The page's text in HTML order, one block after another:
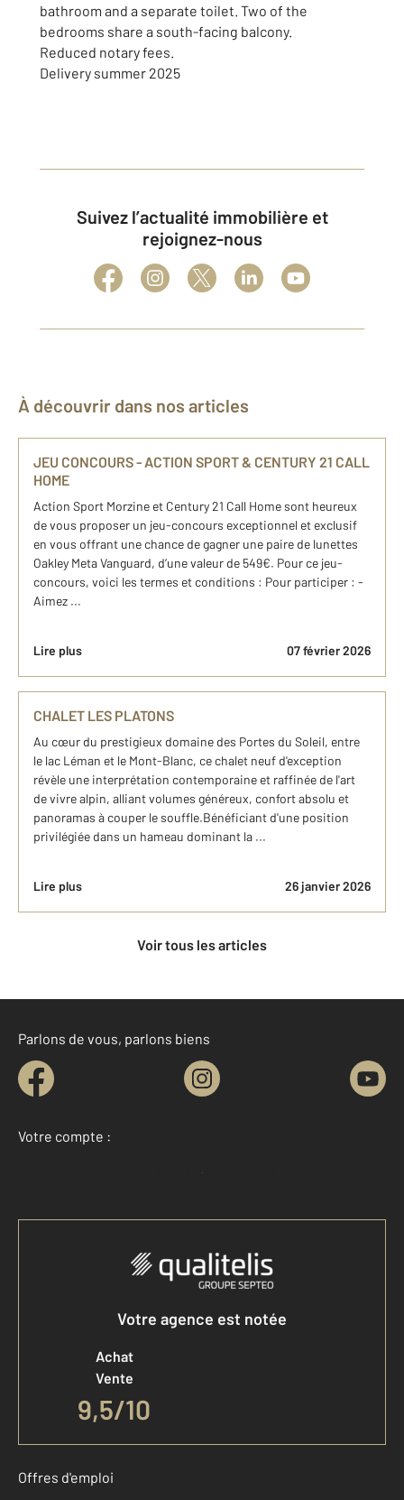
bathroom and a separate toilet. Two of the
bedrooms share a south-facing balcony.
Reduced notary fees.
Delivery summer 2025
Suivez l’actualité immobilière et
rejoignez-nous
À découvrir dans nos articles
JEU CONCOURS - ACTION SPORT & CENTURY 21 CALL
HOME
Action Sport Morzine et Century 21 Call Home sont heureux
de vous proposer un jeu-concours exceptionnel et exclusif
en vous offrant une chance de gagner une paire de lunettes
Oakley Meta Vanguard, d’une valeur de 549€. Pour ce jeu-
concours, voici les termes et conditions : Pour participer : -
Aimez ...
Lire plus 07 février 2026
CHALET LES PLATONS
Au cœur du prestigieux domaine des Portes du Soleil, entre
le lac Léman et le Mont-Blanc, ce chalet neuf d'exception
révèle une interprétation contemporaine et raffinée de l'art
de vivre alpin, alliant volumes généreux, confort absolu et
panoramas à couper le souffle.Bénéficiant d'une position
privilégiée dans un hameau dominant la ...
Lire plus 26 janvier 2026
Voir tous les articles
Parlons de vous, parlons biens
Votre compte :
Accéder à mon compte
Votre agence est notée
Achat
Vente
9,5/10
Offres d'emploi